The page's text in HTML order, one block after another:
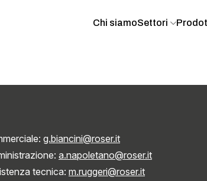
Chi siamoSettori
g.biancini@roser.it
a.napoletano@roser.it
tecnica: m.ruggeri@roser.it